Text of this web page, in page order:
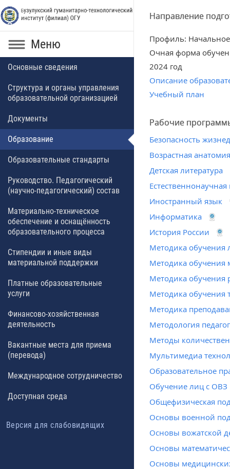
Направление
Профиль:
Очная форма
2024 год
Описание
Учебный план
Рабочие
Безопасность
Возрастная
Детская литература
Иностранный язык
Информатика
История России
Методика обучения
Методика обучения
Методика обучения
Методика обучения
Методика
Методология
Методы
Мультимедиа
Образовательное
Обучение лиц с ОВЗ
Общефизическая
Основы военной
Основы вожатской
Основы
Основы
Меню
Основные сведения
Структура и органы управления
образовательной организацией
Документы
Образование
Образовательные стандарты
Руководство. Педагогический
(научно-педагогический) состав
Материально-техническое
обеспечение и оснащённость
образовательного процесса
Стипендии и иные виды
материальной поддержки
Платные образовательные
услуги
Финансово-хозяйственная
деятельность
Вакантные места для приема
(перевода)
Международное сотрудничество
Доступная среда
Версия для слабовидящих